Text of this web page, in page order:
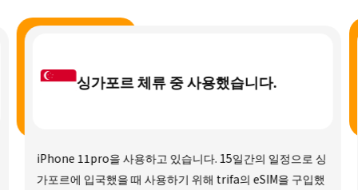
싱가포르 체류 중 사용했습니다.
iPhone 11pro을 사용하고 있습니다. 15일간의 일정으로 싱
가포르에 입국했을 때 사용하기 위해 trifa의 eSIM을 구입했